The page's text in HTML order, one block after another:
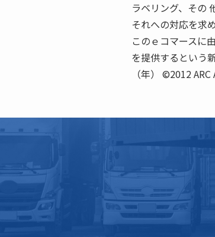
ラベリング、その
それへの対応を求
このｅコマースに
を提供するという
（年） ©2012